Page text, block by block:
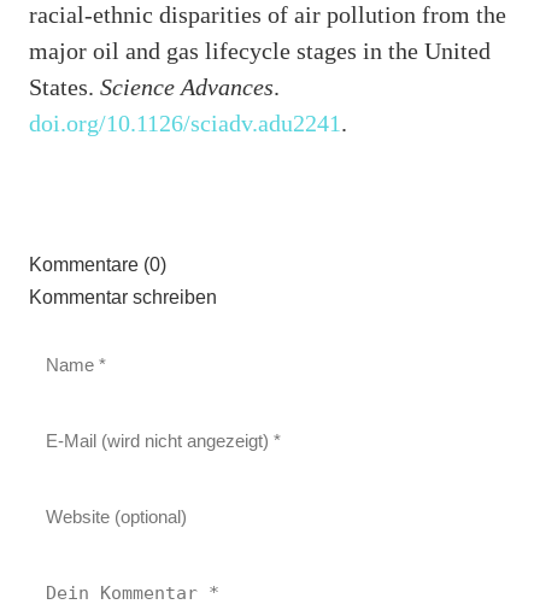
racial-ethnic disparities of air pollution from the
major oil and gas lifecycle stages in the United
States. Science Advances.
doi.org/10.1126/sciadv.adu2241 .
Kommentare (0)
Kommentar schreiben